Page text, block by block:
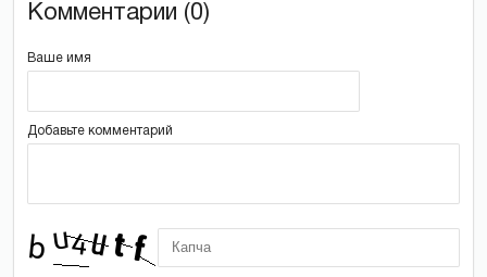
Комментарии (0)
Ваше имя
Добавьте комментарий